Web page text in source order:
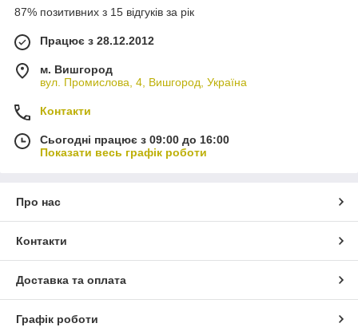
87% позитивних з 15 відгуків за рік
Працює з 28.12.2012
м. Вишгород
вул. Промислова, 4, Вишгород, Україна
Контакти
Сьогодні працює з 09:00 до 16:00
Показати весь графік роботи
Про нас
Контакти
Доставка та оплата
Графік роботи